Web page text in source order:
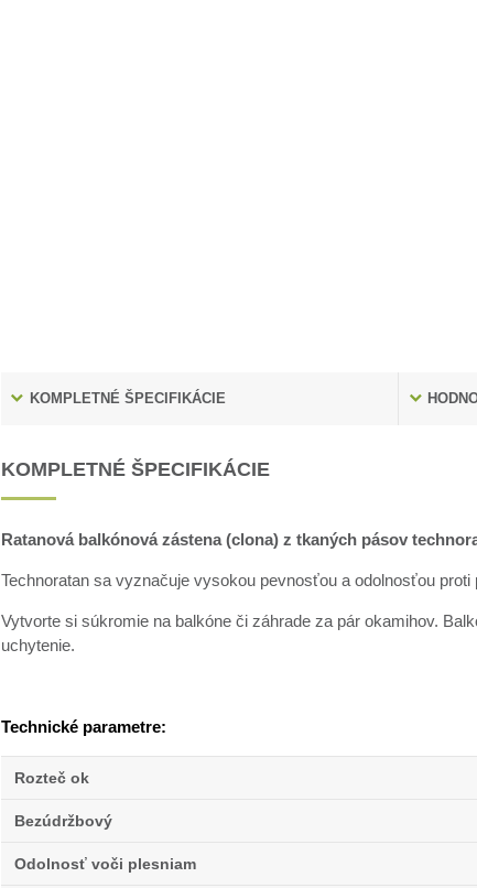
KOMPLETNÉ ŠPECIFIKÁCIE
KOMPLETNÉ ŠPECIFIKÁCIE
Ratanová balkónová zástena (clona) z tkaných pásov
Technoratan sa vyznačuje vysokou pevnosťou a odolnosťou
Vytvorte si súkromie na balkóne či záhrade za pár okamihov.
uchytenie.
Technické parametre:
Rozteč ok
Bezúdržbový
Odolnosť voči plesniam